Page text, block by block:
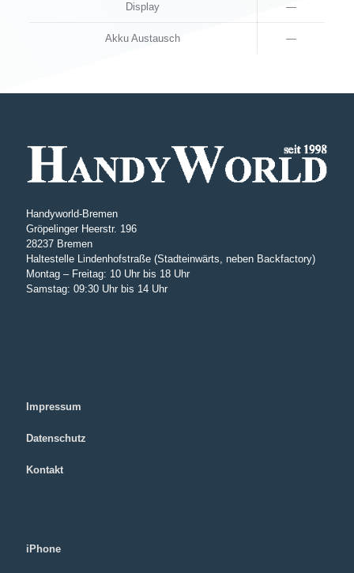
Display —
Akku Austausch —
Handyworld-Bremen
Gröpelinger Heerstr. 196
28237 Bremen
Haltestelle Lindenhofstraße (Stadteinwärts, neben Backfactory)
Montag – Freitag: 10 Uhr bis 18 Uhr
Samstag: 09:30 Uhr bis 14 Uhr
Impressum
Datenschutz
Kontakt
iPhone